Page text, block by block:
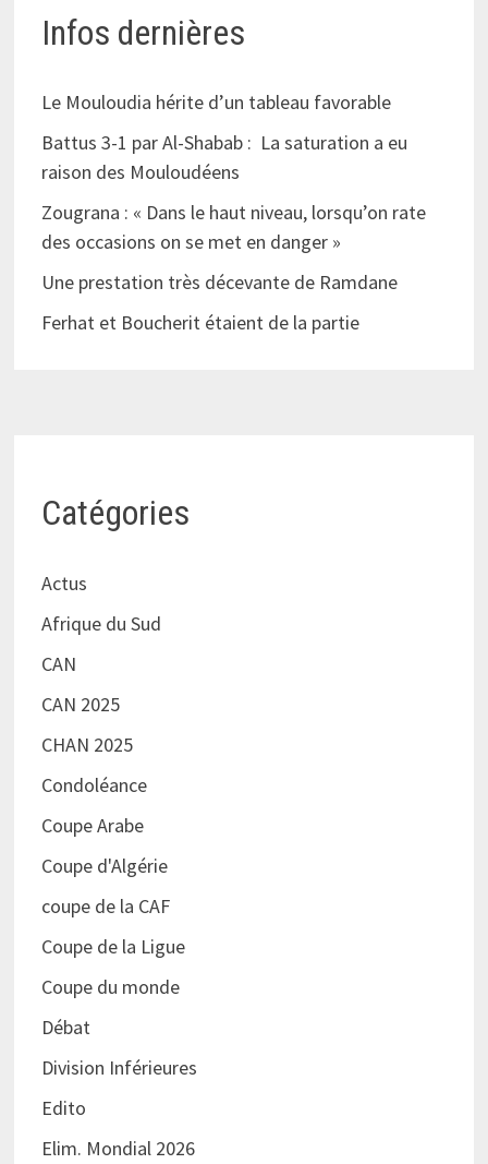
Infos dernières
Le Mouloudia hérite d’un tableau favorable
Battus 3-1 par Al-Shabab : La saturation a eu
raison des Mouloudéens
Zougrana : « Dans le haut niveau, lorsqu’on rate
des occasions on se met en danger »
Une prestation très décevante de Ramdane
Ferhat et Boucherit étaient de la partie
Catégories
Actus
Afrique du Sud
CAN
CAN 2025
CHAN 2025
Condoléance
Coupe Arabe
Coupe d'Algérie
coupe de la CAF
Coupe de la Ligue
Coupe du monde
Débat
Division Inférieures
Edito
Elim. Mondial 2026